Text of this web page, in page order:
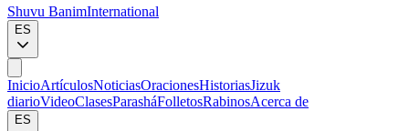
Shuvu BanimInternational
ES
InicioArtículosNoticiasOracionesHistoriasJizuk
diarioVideoClasesParasháFolletosRabinosAcerca de
ES